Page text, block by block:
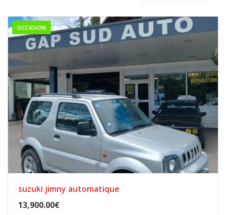
OCCASION
suzuki jimny automatique
13,900.00€